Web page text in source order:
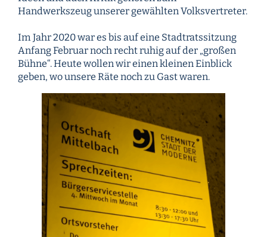
Handwerkszeug unserer gewählten Volksvertreter.
Im Jahr 2020 war es bis auf eine Stadtratssitzung
Anfang Februar noch recht ruhig auf der „großen
Bühne“. Heute wollen wir einen kleinen Einblick
geben, wo unsere Räte noch zu Gast waren.